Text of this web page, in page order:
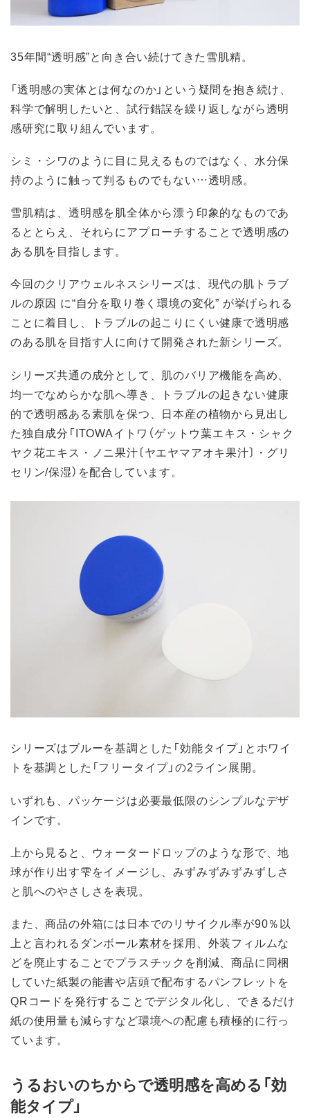
35年間“透明感”と向き合い続けてきた雪肌精。
「透明感の実体とは何なのか」という疑問を抱き続け、
科学で解明したいと、試行錯誤を繰り返しながら透明
感研究に取り組んでいます。
シミ・シワのように目に見えるものではなく、水分保
持のように触って判るものでもない…透明感。
雪肌精は、透明感を肌全体から漂う印象的なものであ
るととらえ、それらにアプローチすることで透明感の
ある肌を目指します。
今回のクリアウェルネスシリーズは、現代の肌トラブ
ルの原因 に“自分を取り巻く環境の変化” が挙げられる
ことに着目し、トラブルの起こりにくい健康で透明感
のある肌を目指す人に向けて開発された新シリーズ。
シリーズ共通の成分として、肌のバリア機能を高め、
均一でなめらかな肌へ導き、トラブルの起きない健康
的で透明感ある素肌を保つ、日本産の植物から見出し
た独自成分「ITOWAイトワ（ゲットウ葉エキス・シャク
ヤク花エキス・ノニ果汁〔ヤエヤマアオキ果汁〕・グリ
セリン/保湿）を配合しています。
シリーズはブルーを基調とした「効能タイプ」とホワイ
トを基調とした「フリータイプ」の2ライン展開。
いずれも、パッケージは必要最低限のシンプルなデザ
インです。
上から見ると、ウォータードロップのような形で、地
球が作り出す雫をイメージし、みずみずみずみずしさ
と肌へのやさしさを表現。
また、商品の外箱には日本でのリサイクル率が90％以
上と言われるダンボール素材を採用、外装フィルムな
どを廃止することでプラスチックを削減、商品に同梱
していた紙製の能書や店頭で配布するパンフレットを
QRコードを発行することでデジタル化し、できるだけ
紙の使用量も減らすなど環境への配慮も積極的に行っ
ています。
うるおいのちからで透明感を高める「効
能タイプ」